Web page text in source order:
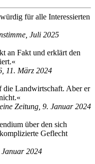
für alle Interessierten
Juli 2025
an Fakt und erklärt den
11. März 2024
die Landwirtschaft. Aber er
Zeitung, 9. Januar 2024
über den sich
Geflecht
2024